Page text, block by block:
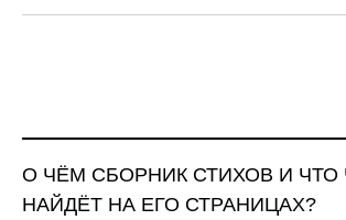
О ЧЁМ СБОРНИК СТИХОВ И ЧТО
НАЙДЁТ НА ЕГО СТРАНИЦАХ?